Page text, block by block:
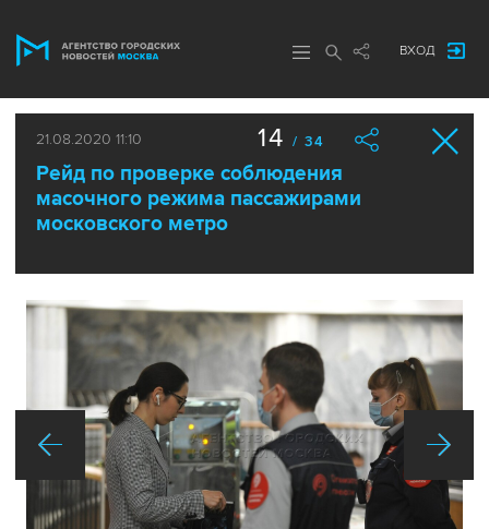
ВХОД
21.08.2020 11:10
Рейд по проверке соблюдения
масочного режима пассажирами
московского метро
14 / 34